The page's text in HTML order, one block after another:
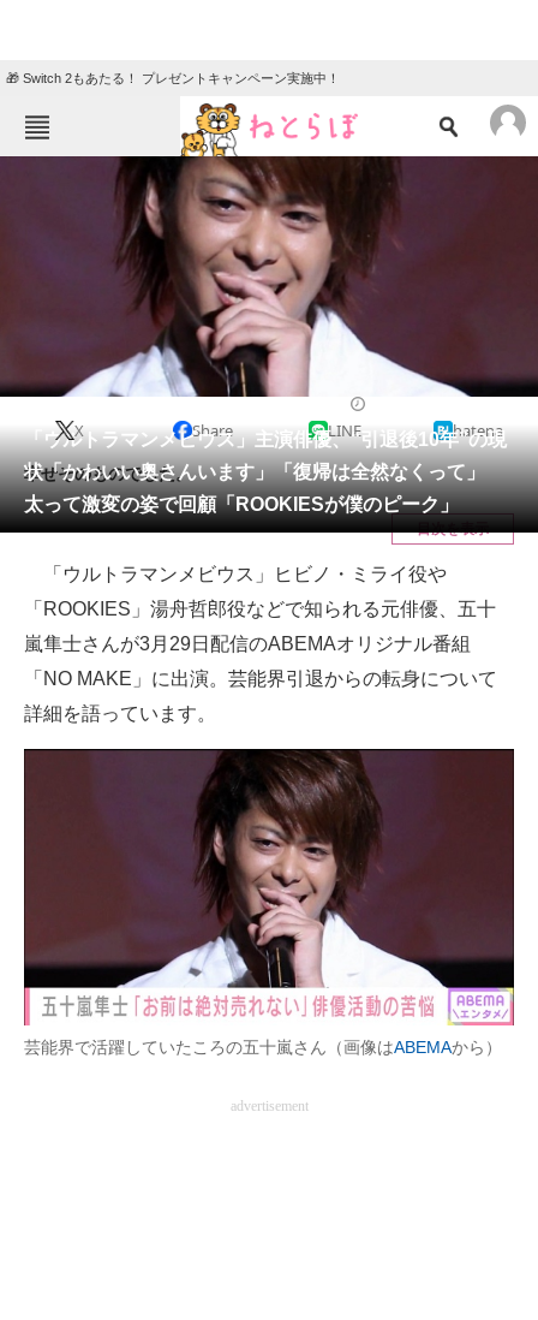
🎁 Switch 2もあたる！ プレゼントキャンペーン実施中！
ニュース
クイズ
地域
教育・育児
動物
会員記事
メディア
注目記事を集めた総合ページ
スマホと通信の最新トレンド
進化するPCとデバイスの未来
ビジネスと働き方のヒント
企業ITのトレンドを詳説
経営リーダーのコミュニティ
マーケ×ITの今がよく分かる
ITエンジニア向け専門サイト
企業向けIT製品の総合サイト
「ウルトラマンメビウス」主演俳優、“引退後10年”の現
状「かわいい奥さんいます」「復帰は全然なくって」
太って激変の姿で回顧「ROOKIESが僕のピーク」
X Share LINE hatena
幸せそのものでした。
目次を表示
「ウルトラマンメビウス」ヒビノ・ミライ役や
「ROOKIES」湯舟哲郎役などで知られる元俳優、五十
嵐隼士さんが3月29日配信のABEMAオリジナル番組
「NO MAKE」に出演。芸能界引退からの転身について
詳細を語っています。
芸能界で活躍していたころの五十嵐さん（画像はABEMAから）
advertisement